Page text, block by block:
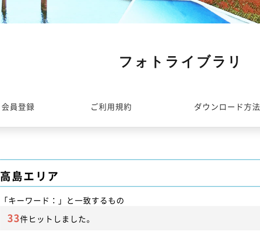
フォトライブラリ
会員登録 ご利用規約 ダウンロード方法
高島エリア
「キーワード：」と一致するもの
33件ヒットしました。